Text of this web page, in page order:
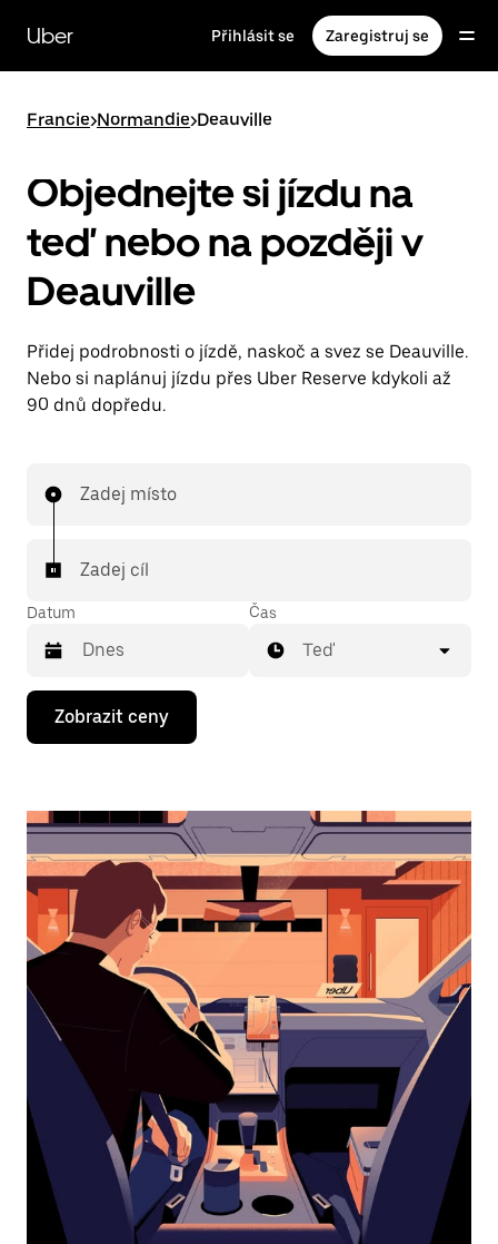
hlavní
obsah
Uber Přihlásit se Zaregistruj se
Francie>Normandie>Deauville
Objednejte si jízdu na
teď nebo na později v
Deauville
Přidej podrobnosti o jízdě, naskoč a svez se Deauville.
Nebo si naplánuj jízdu přes Uber Reserve kdykoli až
90 dnů dopředu.
Zadej místo
Zadej cíl
Datum
Stisknutím
klávesy
se
kalendář
vybrat
datum.
Stisknutím
klávesy
Esc
zavřeš
kalendář.
Čas
Teď
Zobrazit ceny